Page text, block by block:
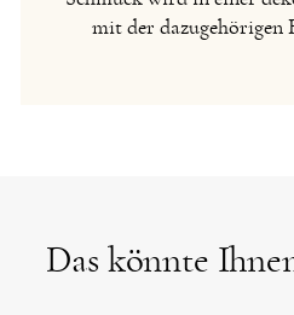
mit der dazugehörigen
Das könnte